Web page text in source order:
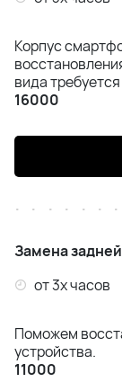
Корпус
вида
16000
Замена
от 3х часов
Поможем
устройства.
11000